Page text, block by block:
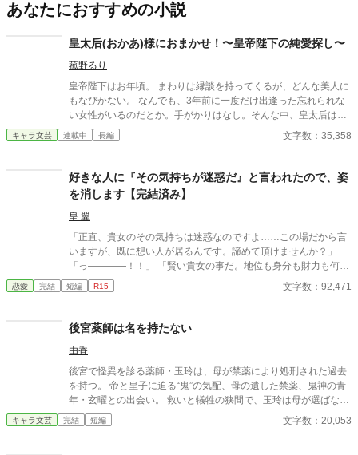
あなたにおすすめの小説
皇太后(おかあ)様におまかせ！〜皇帝陛下の純愛探し〜
菰野るり
皇帝陛下はお年頃。 まわりは縁談を持ってくるが、どんな美人に
もなびかない。 なんでも、3年前に一度だけ出逢った忘れられな
い女性がいるのだとか。手がかりはなし。そんな中、皇太后は自
ら街に出て息子の嫁探しをすることに！ この物語の皇太后の名は
雲泪(ユンレイ)、皇帝の名は堯舜(ヤオシュン)です。つまり【後宮
しかし、こちらから読んでも楽しめます‼︎どちらから読んでも違う
感覚で楽しめる⁉︎こちらはポジティブなラブコメです。
キャラ文芸 連載中 長編 文字数：35,358
好きな人に『その気持ちが迷惑だ』と言われたので、姿
を消します【完結済み】
皇 翼
「正直、貴女のその気持ちは迷惑なのですよ……この場だから言
いますが、既に想い人が居るんです。諦めて頂けませんか？」
「っ――――！！」 「賢い貴女の事だ。地位も身分も財力も何も
かもが貴女にとっては高嶺の花だと元々分かっていたのでしょ
う？そんな感情を持っているだけ時間が無駄だと思いません
に想い人がいる。気持ちが迷惑。諦めろ。時間の無駄。彼は止ま
らず話し続ける。彼が口を開く度に、まるで弾丸のように心を抉
っていった。 ＊＊＊＊＊＊ ・執筆時間空けてしまった間に途中過
程が気に食わなくなったので、設定などを少し変えて改稿してい
ます。
恋愛 完結 短編 R15 文字数：92,471
後宮薬師は名を持たない
由香
後宮で怪異を診る薬師・玉玲は、母が禁薬により処刑された過去
を持つ。 帝と皇子に迫る“鬼”の気配、母の遺した禁薬、鬼神の青
年・玄曜との出会い。 救いと犠牲の狭間で、玉玲は母が選ばなか
った選択を重ねていく。 後宮が燃え、名を失ってもなお―― 彼女
は薬師として、人として、生きる道を選ぶ。
キャラ文芸 完結 短編 文字数：20,053